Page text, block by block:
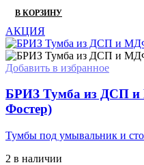
составляла
25900 ₽.
В КОРЗИНУ
АКЦИЯ
Добавить в избранное
БРИЗ Тумба из ДСП и
Фостер)
Тумбы под умывальник и
2 в наличии